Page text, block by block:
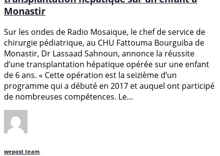
Monastir
Sur les ondes de Radio Mosaique, le chef de service de
chirurgie pédiatrique, au CHU Fattouma Bourguiba de
Monastir, Dr Lassaad Sahnoun, annonce la réussite
d’une transplantation hépatique opérée sur une enfant
de 6 ans. « Cette opération est la seizième d’un
programme qui a débuté en 2017 et auquel ont participé
de nombreuses compétences. Le…
wepost team